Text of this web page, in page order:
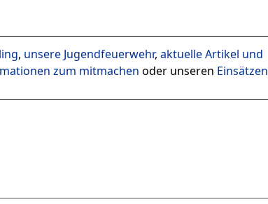
, unsere Jugendfeuerwehr, aktuelle Artikel und
zum mitmachen oder unseren Einsätzen